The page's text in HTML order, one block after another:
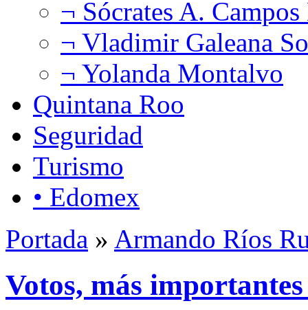
¬ Sócrates A.
¬ Vladimir Galeana
¬ Yolanda Montalvo
Quintana Roo
Seguridad
Turismo
• Edomex
Portada » Armando Ríos
Votos, más